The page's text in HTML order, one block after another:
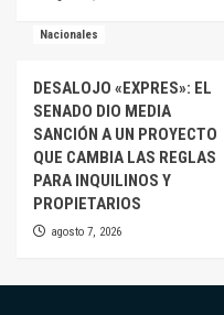
Nacionales
DESALOJO «EXPRES»: EL
SENADO DIO MEDIA
SANCIÓN A UN PROYECTO
QUE CAMBIA LAS REGLAS
PARA INQUILINOS Y
PROPIETARIOS
agosto 7, 2026